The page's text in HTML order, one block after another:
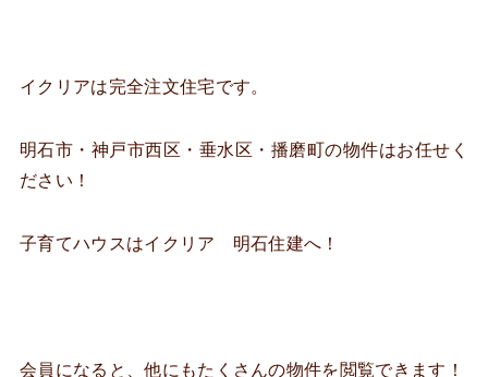
イクリアは完全注文住宅です。
明石市・神戸市西区・垂水区・播磨町の物件はお任せく
ださい！
子育てハウスはイクリア 明石住建へ！
会員になると、他にもたくさんの物件を閲覧できます！